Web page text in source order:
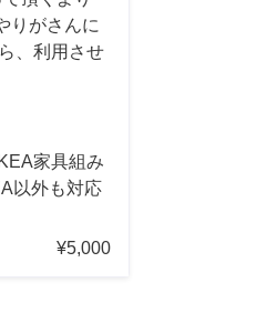
りがさんに
、利用させ
家具組み
以外も対応
¥5,000